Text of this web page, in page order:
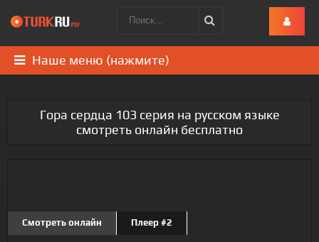
Наше меню (нажмите)
Гора сердца 103 серия на русском языке
смотреть онлайн бесплатно
Смотреть онлайн Плеер #2